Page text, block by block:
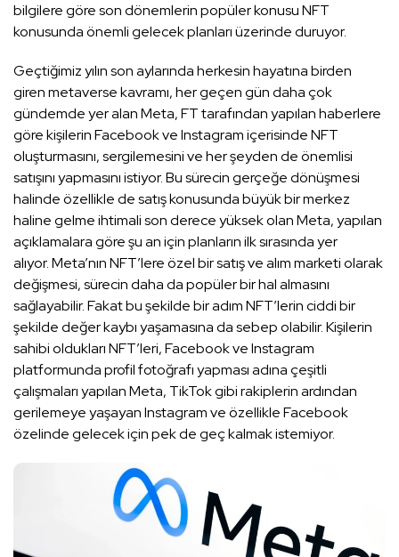
bilgilere göre son dönemlerin popüler konusu NFT
konusunda önemli gelecek planları üzerinde duruyor.
Geçtiğimiz yılın son aylarında herkesin hayatına birden
giren metaverse kavramı, her geçen gün daha çok
gündemde yer alan Meta, FT tarafından yapılan haberlere
göre kişilerin Facebook ve Instagram içerisinde NFT
oluşturmasını, sergilemesini ve her şeyden de önemlisi
satışını yapmasını istiyor. Bu sürecin gerçeğe dönüşmesi
halinde özellikle de satış konusunda büyük bir merkez
haline gelme ihtimali son derece yüksek olan Meta, yapılan
açıklamalara göre şu an için planların ilk sırasında yer
alıyor. Meta’nın NFT’lere özel bir satış ve alım marketi olarak
değişmesi, sürecin daha da popüler bir hal almasını
sağlayabilir. Fakat bu şekilde bir adım NFT’lerin ciddi bir
şekilde değer kaybı yaşamasına da sebep olabilir. Kişilerin
sahibi oldukları NFT’leri, Facebook ve Instagram
platformunda profil fotoğrafı yapması adına çeşitli
çalışmaları yapılan Meta, TikTok gibi rakiplerin ardından
gerilemeye yaşayan Instagram ve özellikle Facebook
özelinde gelecek için pek de geç kalmak istemiyor.